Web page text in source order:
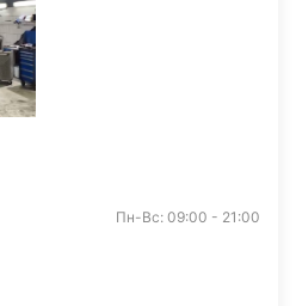
Пн-Вс: 09:00 - 21:00